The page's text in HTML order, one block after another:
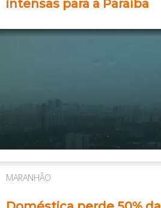
intensas para a Paraíba
MARANHÃO